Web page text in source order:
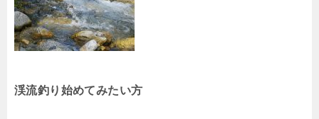
渓流釣り始めてみたい方